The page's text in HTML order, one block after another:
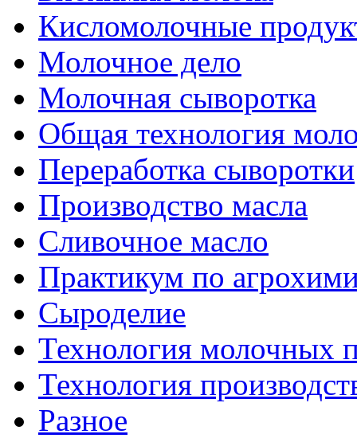
Кисломолочные
Молочное дело
Молочная сыворотка
Общая технология
Переработка сыворотки
Производство масла
Сливочное масло
Практикум по
Сыроделие
Технология молочных
Технология
Разное